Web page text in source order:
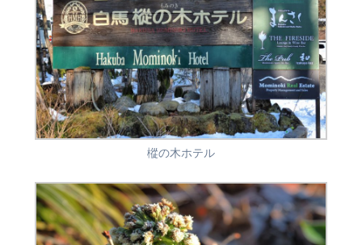
樅の木ホテル